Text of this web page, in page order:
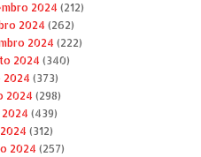
2024 (212)
2024 (262)
2024 (222)
2024 (340)
2024 (373)
2024 (298)
(439)
(312)
2024 (257)